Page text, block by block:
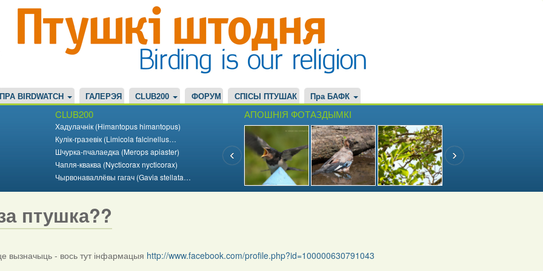
ПРА BIRDWATCH ГАЛЕРЭЯ CLUB200 ФОРУМ СПІСЫ ПТУШАК Пра БАФК
CLUB200
Хадулачнік (Himantopus himantopus)
Кулік-гразевік (Limicola falcinellus…
Шчурка-пчалаедка (Merops apiaster)
Чапля-кваква (Nycticorax nycticorax)
Чырвонаваллёвы гагач (Gavia stellata…
АПОШНІЯ ФОТАЗДЫМКІ
птушка??
вызначыць - вось тут інфармацыя http://www.facebook.com/profile.php?id=100000630791043